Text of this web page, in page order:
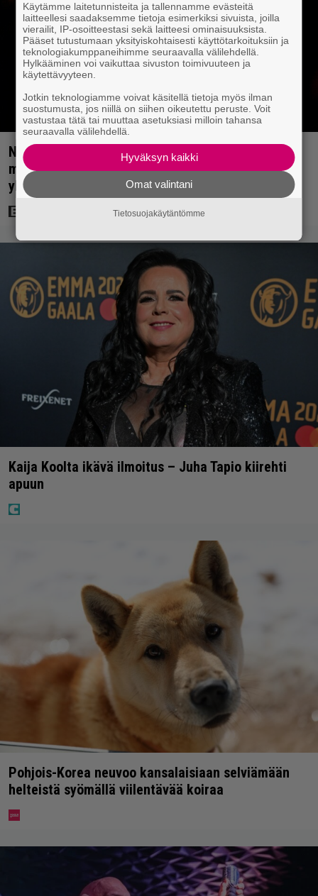
Nyt Netflixissä: Christopher Nolanin viiden tähden
mysteerileffa – ”Huikean hienosti kirjoitettu
yllätyskäänteiden sarja”
Kaija Koolta ikävä ilmoitus – Juha Tapio kiirehti
apuun
Pohjois-Korea neuvoo kansalaisiaan selviämään
helteistä syömällä viilentävää koiraa
Käytämme laitetunnisteita ja tallennamme evästeitä
laitteellesi saadaksemme tietoja esimerkiksi sivuista, joilla
vierailit, IP-osoitteestasi sekä laitteesi ominaisuuksista.
Pääset tutustumaan yksityiskohtaisesti käyttötarkoituksiin ja
teknologiakumppaneihimme seuraavalla välilehdellä.
Hylkääminen voi vaikuttaa sivuston toimivuuteen ja
käytettävyyteen.
Jotkin teknologiamme voivat käsitellä tietoja myös ilman
suostumusta, jos niillä on siihen oikeutettu peruste. Voit
vastustaa tätä tai muuttaa asetuksiasi milloin tahansa
seuraavalla välilehdellä.
Hyväksyn kaikki
Omat valintani
Tietosuojakäytäntömme